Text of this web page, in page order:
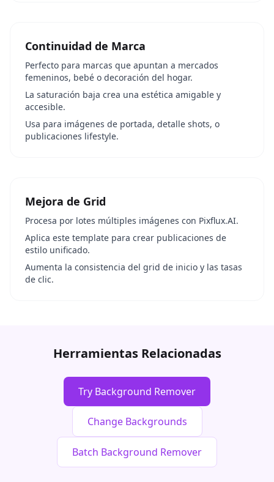
Continuidad de Marca
Perfecto para marcas que apuntan a mercados
femeninos, bebé o decoración del hogar.
La saturación baja crea una estética amigable y
accesible.
Usa para imágenes de portada, detalle shots, o
publicaciones lifestyle.
Mejora de Grid
Procesa por lotes múltiples imágenes con Pixflux.AI.
Aplica este template para crear publicaciones de
estilo unificado.
Aumenta la consistencia del grid de inicio y las tasas
de clic.
Herramientas Relacionadas
Try Background Remover
Change Backgrounds
Batch Background Remover